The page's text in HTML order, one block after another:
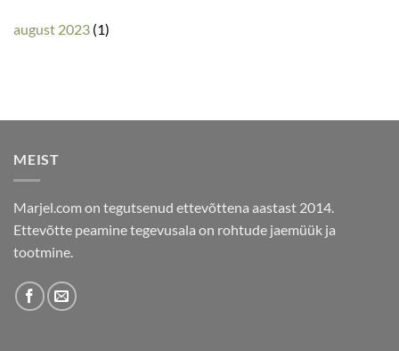
august 2023 (1)
MEIST
Marjel.com on tegutsenud ettevõttena aastast 2014.
Ettevõtte peamine tegevusala on rohtude jaemüük ja
tootmine.